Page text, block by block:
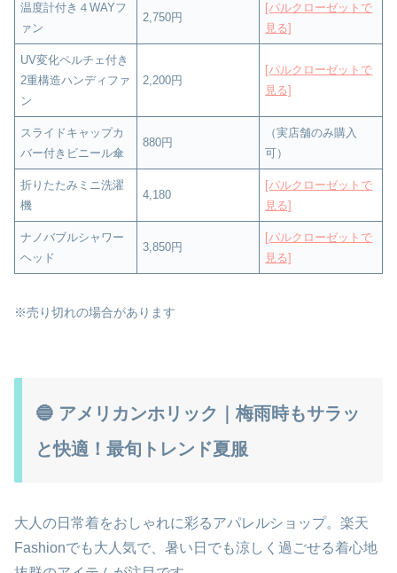
温度計付き４WAYフ
ァン
2,750円
[パルクローゼットで
見る]
UV変化ペルチェ付き
2重構造ハンディファ
ン
2,200円
[パルクローゼットで
見る]
スライドキャップカ
バー付きビニール傘
880円
（実店舗のみ購入
可）
折りたたみミニ洗濯
機
4,180
[パルクローゼットで
見る]
ナノバブルシャワー
ヘッド
3,850円
[パルクローゼットで
見る]
※売り切れの場合があります
🔵 アメリカンホリック｜梅雨時もサラッ
と快適！最旬トレンド夏服
大人の日常着をおしゃれに彩るアパレルショップ。楽天
Fashionでも大人気で、暑い日でも涼しく過ごせる着心地